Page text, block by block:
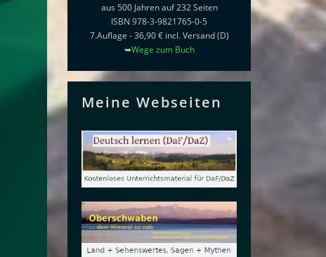
aus 500 Jahren auf 232 Seiten
ISBN 978-3-9821765-0-5
7.Auflage - 36,90 € incl. Versand (D)
➥Wege zum Buch
Meine Webseiten